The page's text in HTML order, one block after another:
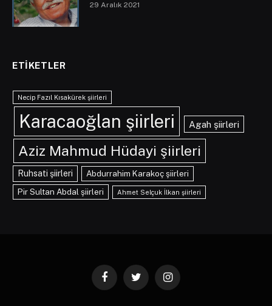
29 Aralık 2021
ETIKETLER
Necip Fazıl Kısakürek şiirleri
Karacaoğlan şiirleri Agah şiirleri
Aziz Mahmud Hüdayi şiirleri
Ruhsati şiirleri
Abdurrahim Karakoç şiirleri
Pir Sultan Abdal şiirleri
Ahmet Selçuk İlkan şiirleri
FacebookTwitter Instagram